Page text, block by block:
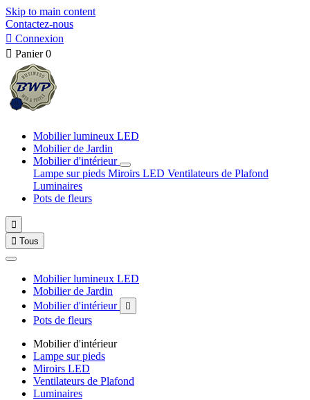
Skip to main content
Contactez-nous
 Connexion
 Panier 0
Mobilier lumineux LED
Mobilier de Jardin
Mobilier d'intérieur
Lampe sur pieds Miroirs LED Ventilateurs de Plafond
Luminaires
Pots de fleurs

 Tous
Mobilier lumineux LED
Mobilier de Jardin
Mobilier d'intérieur

Pots de fleurs
Mobilier d'intérieur
Lampe sur pieds
Miroirs LED
Ventilateurs de Plafond
Luminaires